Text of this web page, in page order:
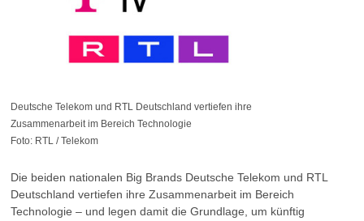
Deutsche Telekom und RTL Deutschland vertiefen ihre
Zusammenarbeit im Bereich Technologie
Foto: RTL / Telekom
Die beiden nationalen Big Brands Deutsche Telekom und RTL
Deutschland vertiefen ihre Zusammenarbeit im Bereich
Technologie – und legen damit die Grundlage, um künftig